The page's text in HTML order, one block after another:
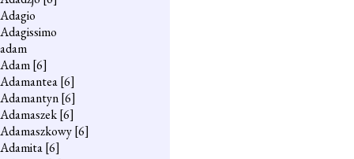
Adagio
Adagissimo
adam
Adam[6]
Adamantea[6]
Adamantyn[6]
Adamaszek[6]
Adamaszkowy[6]
Adamita[6]